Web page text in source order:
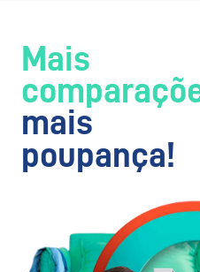
Mais
mais
poupança!